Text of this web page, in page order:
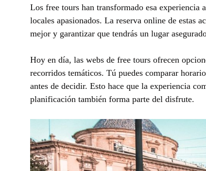
Los free tours han transformado esa experiencia
locales apasionados. La reserva online de estas
mejor y garantizar que tendrás un lugar
Hoy en día, las webs de free tours ofrecen
recorridos temáticos. Tú puedes comparar
antes de decidir. Esto hace que la experiencia
planificación también forma parte del disfrute.